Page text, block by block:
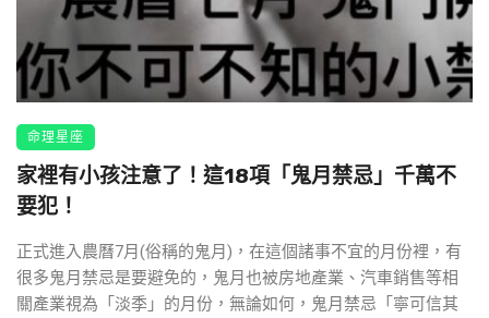
命理星座
家裡有小孩注意了！這18項「鬼月禁忌」千萬不
要犯！
正式進入農曆7月(俗稱的鬼月)，在這個諸事不宜的月份裡，有
很多鬼月禁忌是要避免的，鬼月也被房地產業、汽車銷售等相
關產業視為「淡季」的月份，無論如何，鬼月禁忌「寧可信其